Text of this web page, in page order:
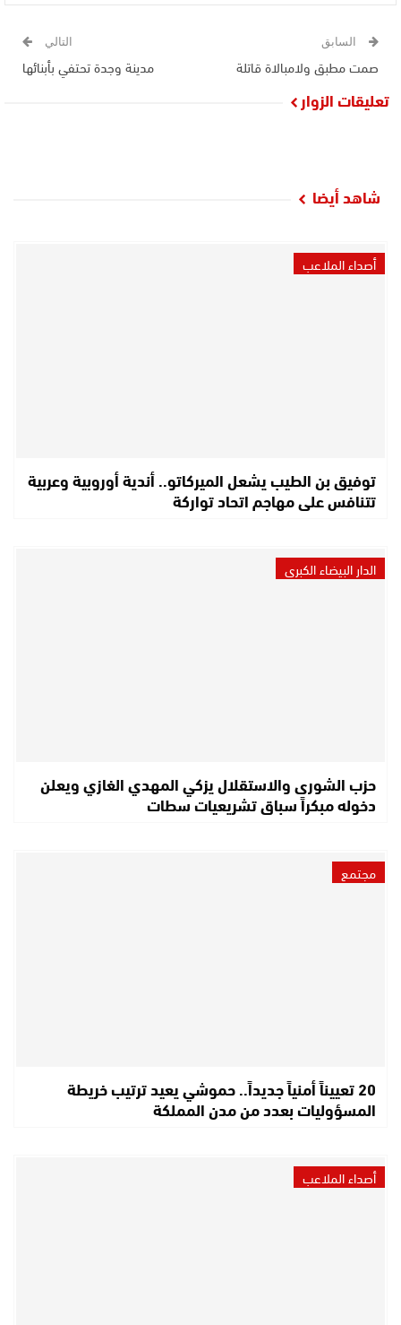
السابق
صمت مطبق ولامبالاة قاتلة
التالي
مدينة وجدة تحتفي بأبنائها
تعليقات الزوار
شاهد أيضا
أصداء الملاعب
توفيق بن الطيب يشعل الميركاتو.. أندية أوروبية وعربية
تتنافس على مهاجم اتحاد تواركة
الدار البيضاء الكبرى
حزب الشورى والاستقلال يزكي المهدي الغازي ويعلن
دخوله مبكراً سباق تشريعيات سطات
مجتمع
20 تعييناً أمنياً جديداً.. حموشي يعيد ترتيب خريطة
المسؤوليات بعدد من مدن المملكة
أصداء الملاعب